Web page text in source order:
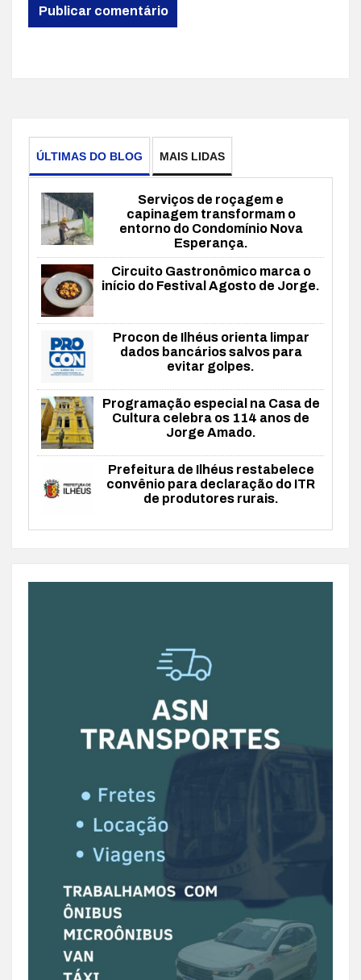
ÚLTIMAS DO BLOG MAIS LIDAS
Serviços de roçagem e
capinagem transformam o
entorno do Condomínio Nova
Esperança.
Circuito Gastronômico marca o
início do Festival Agosto de Jorge.
Procon de Ilhéus orienta limpar
dados bancários salvos para
evitar golpes.
Programação especial na Casa de
Cultura celebra os 114 anos de
Jorge Amado.
Prefeitura de Ilhéus restabelece
convênio para declaração do ITR
de produtores rurais.